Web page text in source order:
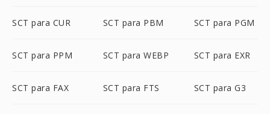
SCT para CUR SCT para PBM SCT para PGM
SCT para PPM SCT para WEBP SCT para EXR
SCT para FAX SCT para FTS SCT para G3